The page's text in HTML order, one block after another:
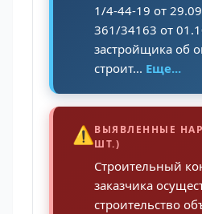
1/4-44-19 от
361/34163 от
застройщика об
строит... Еще...
⚠️ВЫЯВЛЕННЫЕ
ШТ.)
Строительный
заказчика
строительство